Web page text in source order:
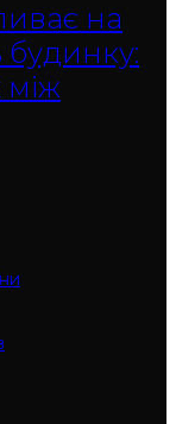
на
будинку:
між